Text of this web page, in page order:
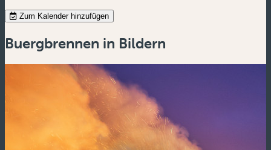
Zum Kalender hinzufügen
Buergbrennen in Bildern